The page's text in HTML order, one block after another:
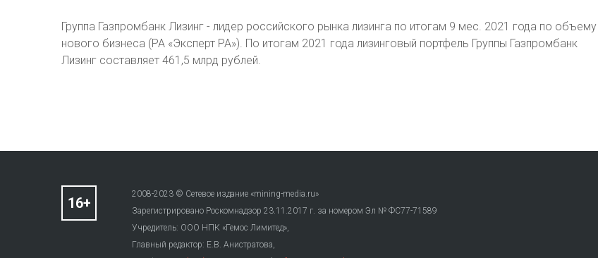
Группа Газпромбанк Лизинг - лидер российского рынка лизинга по итогам 9 мес. 2021 года по объему
нового бизнеса (РА «Эксперт РА»). По итогам 2021 года лизинговый портфель Группы Газпромбанк
Лизинг составляет 461,5 млрд рублей.
2008-2023 © Сетевое издание «mining-media.ru»
Зарегистрировано Роскомнадзор 23.11.2017 г. за номером Эл № ФС77-71589
Учредитель: ООО НПК «Гемос Лимитед»,
Главный редактор: Е.В. Анистратова,